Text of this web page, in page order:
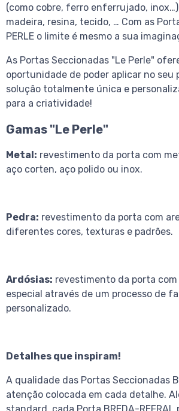
(como cobre, ferro enferrujado,
madeira, resina, tecido, … Com as
PERLE o limite é mesmo a sua
As Portas Seccionadas "Le Perle"
oportunidade de poder aplicar no seu
solução totalmente única e
para a criatividade!
Gamas "Le Perle"
Metal: revestimento da porta com
aço corten, aço polido ou inox.
Pedra: revestimento da porta com
diferentes cores, texturas e padrões.
Ardósias: revestimento da porta
especial através de um processo de
personalizado.
Detalhes que inspiram!
A qualidade das Portas Seccionadas
atenção colocada em cada detalhe.